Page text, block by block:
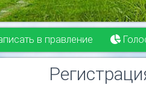
в правление